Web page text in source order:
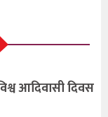
आदिवासी दिवस